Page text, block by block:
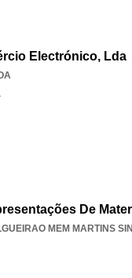
Electrónico, Lda
De
MEM MARTINS